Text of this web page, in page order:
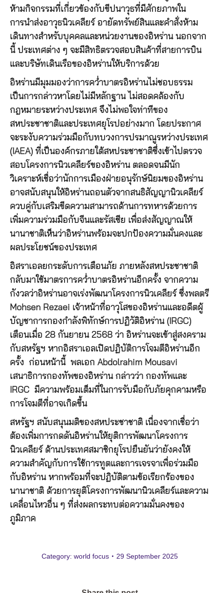
ห้ามกิจกรรมที่เกี่ยวข้องกับขีปนาวุธที่มีศักยภาพใน
การนำส่งอาวุธนิวเคลียร์ อายัดทรัพย์สินและคำสั่งห้าม
เดินทางสำหรับบุคคลและหน่วยงานของอิหร่าน นอกจาก
นี้ ประเทศต่าง ๆ จะมีสิทธิตรวจสอบสินค้าที่สายการบิน
และบริษัทเดินเรือของอิหร่านให้บริการด้วย
อิหร่านมีมุมมองว่าการคว่ำบาตรอิหร่านไม่ชอบธรรม
เป็นการกล่าวหาโดยไม่มีหลักฐาน ไม่สอดคล้องกับ
กฎหมายระหว่างประเทศ จึงไม่พอใจท่าทีของ
สหประชาชาติและประเทศยุโรปอย่างมาก โดยประกาศ
จะระงับความร่วมมือกับทบวงการปรมาณูรหว่างประเทศ
(IAEA) ที่เป็นองค์กรภายใต้สหประชาชาติซึ่งเข้าไปตรวจ
สอบโครงการนิวเคลียร์ของอิหร่าน ตลอดจนมีนัก
วิเคราะห์เชื่อว่านักการเมืองฝ่ายอนุรักษ์นิยมของอิหร่าน
อาจสนับสนุนให้อิหร่านถอนตัวจากสนธิสัญญานิวเคลียร์
ควบคู่กับเสริมขีดความสามารถด้านการทหารด้วยการ
เพิ่มความร่วมมือกับจีนและรัสเซีย เพื่อส่งสัญญาณให้
นานาชาติเห็นว่าอิหร่านพร้อมจะปกป้องความมั่นคงและ
ผลประโยชน์ของประเทศ
อิสราเอลยกระดับการเตือนภัย ภายหลังสหประชาชาติ
กลับมาใช้มาตรการคว่ำบาตรอิหร่านอีกครั้ง จากความ
กังวลว่าอิหร่านอาจเร่งพัฒนาโครงการนิวเคลียร์ ซึ่งพลตรี
Mohsen Rezaei เจ้าหน้าที่อาวุโสของอิหร่านและอดีตผู้
บัญชาการกองกำลังพิทักษ์การปฏิวัติอิหร่าน (IRGC)
เตือนเมื่อ 28 กันยายน 2568 ว่า อิหร่านจะเข้าสู่สงคราม
กับสหรัฐฯ หากอิสราเอลเปิดปฏิบัติการโจมตีอิหร่านอีก
ครั้ง ก่อนหน้านี้ พลเอก Abdolrahim Mousavi
เสนาธิการกองทัพของอิหร่าน กล่าวว่า กองทัพและ
IRGC มีความพร้อมเต็มที่ในการรับมือกับภัยคุกคามหรือ
การโจมตีที่อาจเกิดขึ้น
สหรัฐฯ สนับสนุนมติของสหประชาชาติ เนื่องจากเชื่อว่า
ต้องเพิ่มการกดดันอิหร่านให้ยุติการพัฒนาโครงการ
นิวเคลียร์ ด้านประเทศสมาชิกยุโรปยืนยันว่ายังคงให้
ความสำคัญกับการใช้การทูตและการเจรจาเพื่อร่วมมือ
กับอิหร่าน หากพร้อมที่จะปฏิบัติตามข้อเรียกร้องของ
นานาชาติ ด้วยการยุติโครงการพัฒนานิวเคลียร์และความ
เคลื่อนไหวอื่น ๆ ที่ส่งผลกระทบต่อความมั่นคงของ
ภูมิภาค
Category: world focus 29 September 2025